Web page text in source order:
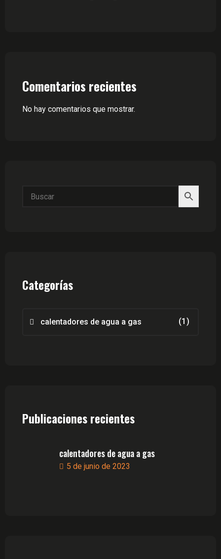
Comentarios recientes
No hay comentarios que mostrar.
Categorías
calentadores de agua a gas (1)
Publicaciones recientes
calentadores de agua a gas
5 de junio de 2023